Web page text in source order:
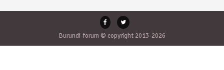
Burundi-forum © copyright 2013-2026